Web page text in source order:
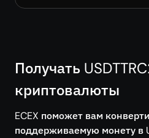
Получать
криптовалюты
ECEX поможет вам
поддерживаемую монету в